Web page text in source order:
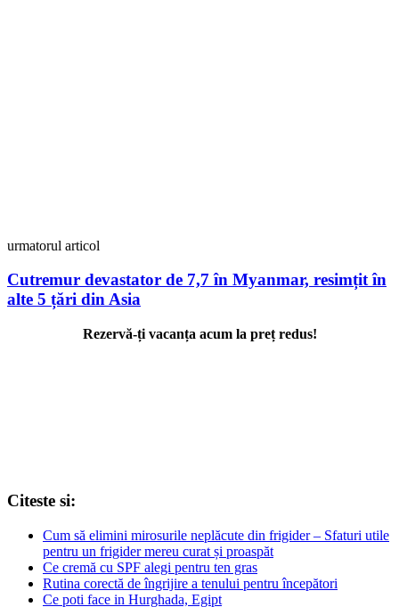
urmatorul articol
Cutremur devastator de 7,7 în Myanmar, resimțit în
alte 5 țări din Asia
Rezervă-ți vacanța acum la preț redus!
Citeste si:
Cum să elimini mirosurile neplăcute din frigider – Sfaturi utile
pentru un frigider mereu curat și proaspăt
Ce cremă cu SPF alegi pentru ten gras
Rutina corectă de îngrijire a tenului pentru începători
Ce poti face in Hurghada, Egipt